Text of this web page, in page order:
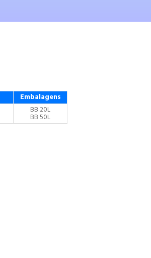
Embalagens
BB 20L
BB 50L